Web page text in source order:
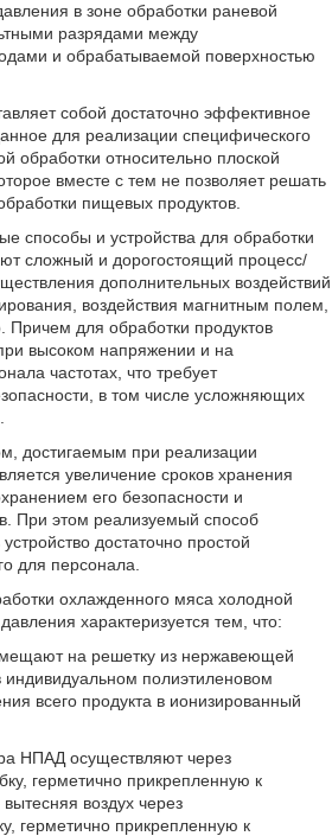
в зоне обработки раневой
разрядами между
и обрабатываемой поверхностью
собой достаточно эффективное
для реализации специфического
обработки относительно плоской
вместе с тем не позволяет решать
пищевых продуктов.
способы и устройства для обработки
сложный и дорогостоящий процесс/
дополнительных воздействий
воздействия магнитным полем,
Причем для обработки продуктов
высоком напряжении и на
частотах, что требует
в том числе усложняющих
достигаемым при реализации
увеличение сроков хранения
его безопасности и
При этом реализуемый способ
достаточно простой
для персонала.
охлажденного мяса холодной
характеризуется тем, что:
на решетку из нержавеющей
полиэтиленовом
всего продукта в ионизированный
НПАД осуществляют через
герметично прикрепленную к
воздух через
герметично прикрепленную к